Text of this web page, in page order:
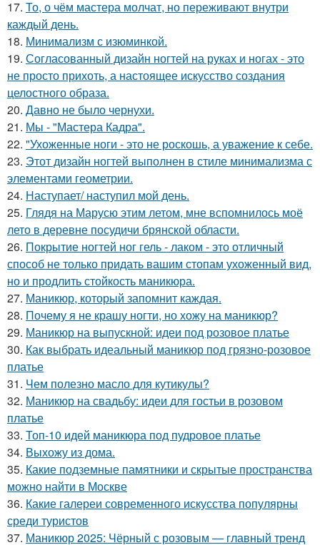
17. То, о чём мастера молчат, но переживают внутри
каждый день.
18. Минимализм с изюминкой.
19. Согласованный дизайн ногтей на руках и ногах - это
не просто прихоть, а настоящее искусство создания
целостного образа.
20. Давно не было чернухи.
21. Мы - "Мастера Кадра".
22. "Ухоженные ноги - это не роскошь, а уважение к себе.
23. Этот дизайн ногтей выполнен в стиле минимализма с
элементами геометрии.
24. Наступает/ наступил мой день.
25. Глядя на Марусю этим летом, мне вспомнилось моё
лето в деревне посудичи брянской области.
26. Покрытие ногтей ног гель - лаком - это отличный
способ не только придать вашим стопам ухоженный вид,
но и продлить стойкость маникюра.
27. Маникюр, который запомнит каждая.
28. Почему я не крашу ногти, но хожу на маникюр?
29. Маникюр на выпускной: идеи под розовое платье
30. Как выбрать идеальный маникюр под грязно-розовое
платье
31. Чем полезно масло для кутикулы?
32. Маникюр на свадьбу: идеи для гостьи в розовом
платье
33. Топ-10 идей маникюра под пудровое платье
34. Выхожу из дома.
35. Какие подземные памятники и скрытые пространства
можно найти в Москве
36. Какие галереи современного искусства популярны
среди туристов
37. Маникюр 2025: Чёрный с розовым — главный тренд